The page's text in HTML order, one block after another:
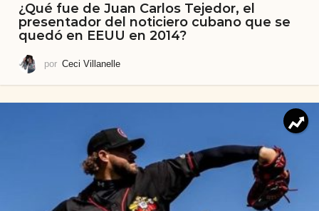
¿Qué fue de Juan Carlos Tejedor, el
presentador del noticiero cubano que se
quedó en EEUU en 2014?
por Ceci Villanelle